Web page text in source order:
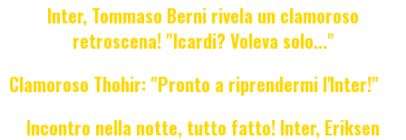
Inter, Tommaso Berni rivela un clamoroso
retroscena! "Icardi? Voleva solo..."
Clamoroso Thohir: "Pronto a riprendermi l'Inter!"
Incontro nella notte, tutto fatto! Inter, Eriksen